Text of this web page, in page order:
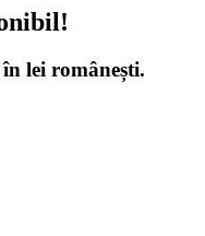
lei românești.